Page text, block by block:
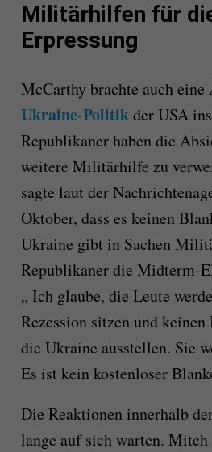
Militärhilfen für
Erpressung
McCarthy brachte auch eine
Ukraine-Politikder USA
Republikaner haben die
weitere Militärhilfe zu
sagte laut der
Oktober, dass es keinen
Ukraine gibt in Sachen
Republikaner die Midterm-
„ Ich glaube, die Leute
Rezession sitzen und
die Ukraine ausstellen. Sie
Es ist kein kostenloser
Die Reaktionen innerhalb
lange auf sich warten.